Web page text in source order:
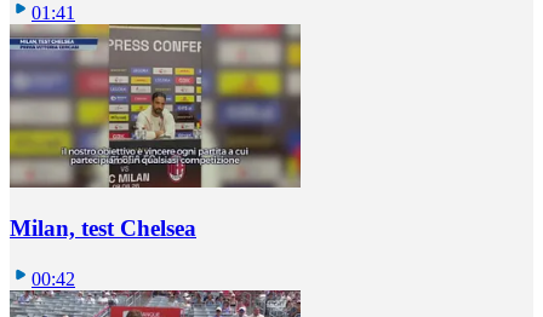
01:41
Milan, test Chelsea
00:42